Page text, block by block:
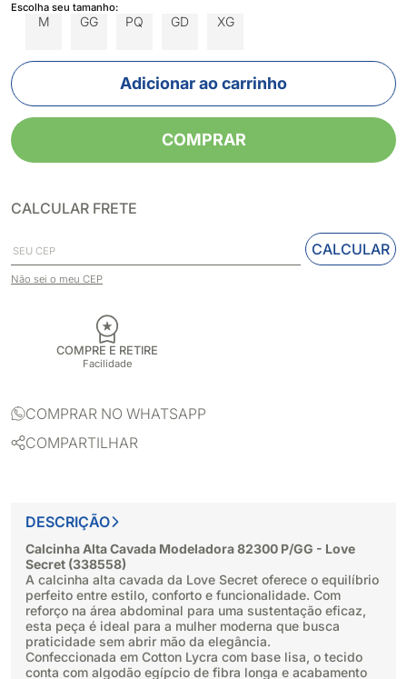
Escolha seu tamanho:
M GG PQ GD XG
Adicionar ao carrinho
COMPRAR
CALCULAR FRETE
CALCULAR
Não sei o meu CEP
COMPRE E RETIRE
Facilidade
COMPRAR NO WHATSAPP
COMPARTILHAR
DESCRIÇÃO
Calcinha Alta Cavada Modeladora 82300 P/GG - Love
Secret (338558)
A calcinha alta cavada da Love Secret oferece o equilíbrio
perfeito entre estilo, conforto e funcionalidade. Com
reforço na área abdominal para uma sustentação eficaz,
esta peça é ideal para a mulher moderna que busca
praticidade sem abrir mão da elegância.
Confeccionada em Cotton Lycra com base lisa, o tecido
conta com algodão egípcio de fibra longa e acabamento